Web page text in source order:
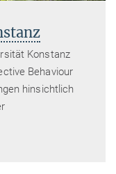
Konstanz
Behaviour
hinsichtlich